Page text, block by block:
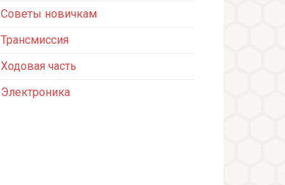
Советы новичкам
Трансмиссия
Ходовая часть
Электроника